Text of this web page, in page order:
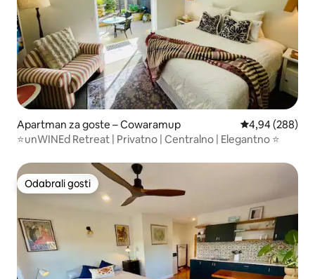
Apartman za goste – Cowaramup Prosječna
4,94 (288)
⭐️unWINEd Retreat | Privatno | Centralno | Elegantno ⭐️
Odabrali gosti
Odabrali gosti